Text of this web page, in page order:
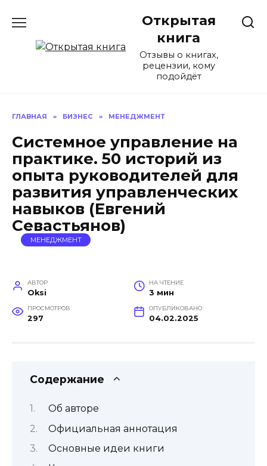
Открытая
книга
Отзывы о книгах,
рецензии, кому
подойдёт
ГЛАВНАЯ » БИЗНЕС » МЕНЕДЖМЕНТ
Системное управление на
практике. 50 историй из
опыта руководителей для
развития управленческих
навыков (Евгений
Севастьянов)
МЕНЕДЖМЕНТ
АВТОР
Oksi
НА ЧТЕНИЕ
3 мин
ПРОСМОТРОВ
297
ОПУБЛИКОВАНО
04.02.2025
Содержание
Об авторе
Официальная аннотация
Основные идеи книги